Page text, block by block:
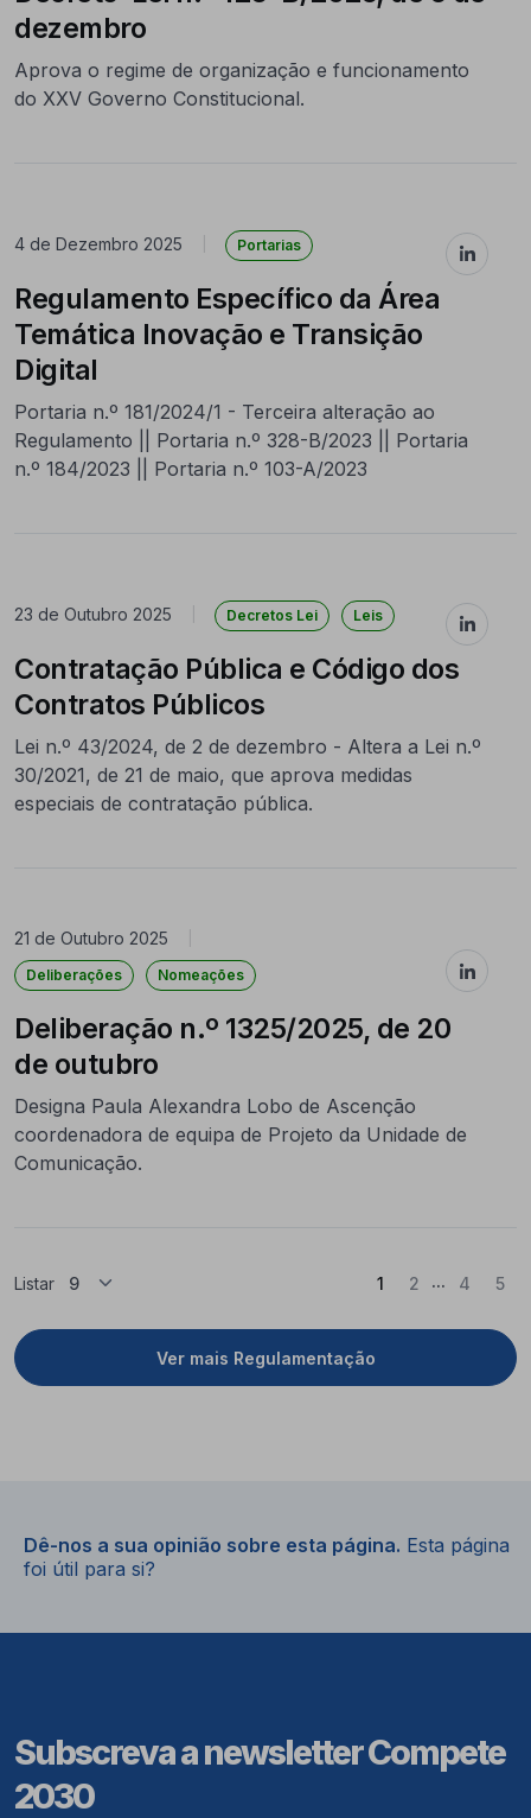
dezembro
Aprova o regime de organização e funcionamento
do XXV Governo Constitucional.
4 de Dezembro 2025 Portarias
Regulamento Específico da Área
Temática Inovação e Transição
Digital
Portaria n.º 181/2024/1 - Terceira alteração ao
Regulamento || Portaria n.º 328-B/2023 || Portaria
n.º 184/2023 || Portaria n.º 103-A/2023
23 de Outubro 2025 Decretos Lei Leis
Contratação Pública e Código dos
Contratos Públicos
Lei n.º 43/2024, de 2 de dezembro - Altera a Lei n.º
30/2021, de 21 de maio, que aprova medidas
especiais de contratação pública.
21 de Outubro 2025
Deliberações Nomeações
Deliberação n.º 1325/2025, de 20
de outubro
Designa Paula Alexandra Lobo de Ascenção
coordenadora de equipa de Projeto da Unidade de
Comunicação.
Listar
Ver mais Regulamentação
1 (Atual)
2 ... 4 5
Dê-nos a sua opinião sobre esta página. Esta página
foi útil para si?
Subscreva a newsletter Compete
2030